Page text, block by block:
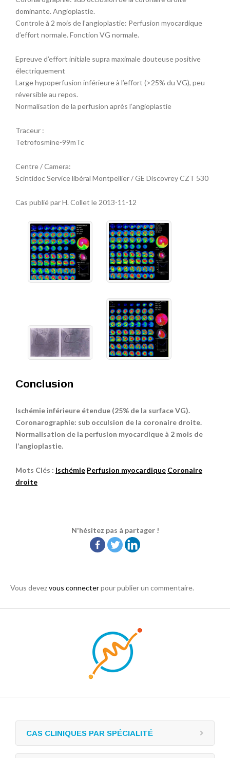
dominante. Angioplastie.
Controle à 2 mois de l’angioplastie: Perfusion myocardique
d’effort normale. Fonction VG normale.
Epreuve d’effort initiale supra maximale douteuse positive
électriquement
Large hypoperfusion inférieure à l’effort (>25% du VG), peu
réversible au repos.
Normalisation de la perfusion après l’angioplastie
Traceur :
Tetrofosmine-99mTc
Centre / Camera:
Scintidoc Service libéral Montpellier / GE Discovrey CZT 530
Cas publié par H. Collet le 2013-11-12
Conclusion
Ischémie inférieure étendue (25% de la surface VG).
Coronarographie: sub occulsion de la coronaire droite.
Normalisation de la perfusion myocardique à 2 mois de
l’angioplastie.
Mots Clés : Ischémie Perfusion myocardique Coronaire
droite
N'hésitez pas à partager !
Vous devezvous connecterpour publier un commentaire.
CAS CLINIQUES PAR SPÉCIALITÉ